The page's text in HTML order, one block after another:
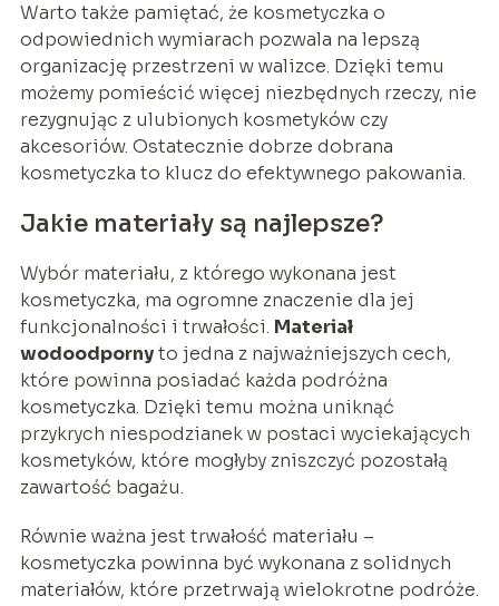
Warto także pamiętać, że kosmetyczka o
odpowiednich wymiarach pozwala na lepszą
organizację przestrzeni w walizce. Dzięki temu
możemy pomieścić więcej niezbędnych rzeczy, nie
rezygnując z ulubionych kosmetyków czy
akcesoriów. Ostatecznie dobrze dobrana
kosmetyczka to klucz do efektywnego pakowania.
Jakie materiały są najlepsze?
Wybór materiału, z którego wykonana jest
kosmetyczka, ma ogromne znaczenie dla jej
funkcjonalności i trwałości. Materiał
wodoodpornyto jedna z najważniejszych cech,
które powinna posiadać każda podróżna
kosmetyczka. Dzięki temu można uniknąć
przykrych niespodzianek w postaci wyciekających
kosmetyków, które mogłyby zniszczyć pozostałą
zawartość bagażu.
Równie ważna jest trwałość materiału –
kosmetyczka powinna być wykonana z solidnych
materiałów, które przetrwają wielokrotne podróże.